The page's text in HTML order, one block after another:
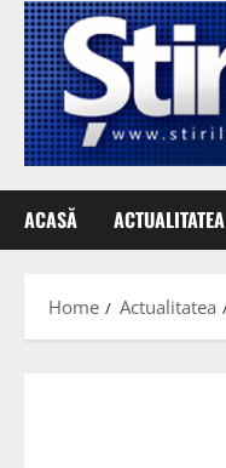
ACASĂ ACTUALITATEA
Home Actualitatea